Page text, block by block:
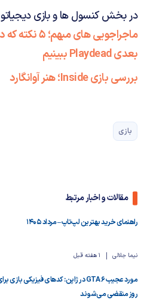
در بخش کنسول ها و بازی دیجیاتو
ماجراجویی
بعدی Playdead ببینیم
بررسی بازی Inside؛ هنر آوانگارد
بازی
مقالات و اخبار مرتبط
راهنمای خرید بهترین لپ‌تاپ – مرداد ۱۴۰۵
نیما جلالی 1 هفته قبل
روز منقضی می‌شوند